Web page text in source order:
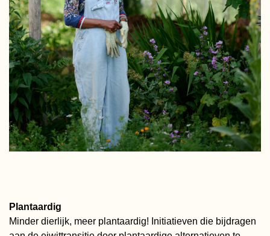
Plantaardig
Minder dierlijk, meer plantaardig! Initiatieven die bijdragen